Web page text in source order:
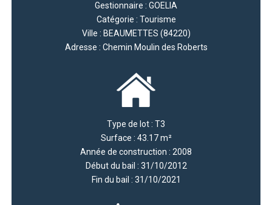
Gestionnaire : GOELIA
Catégorie : Tourisme
Ville : BEAUMETTES (84220)
Adresse : Chemin Moulin des Roberts
Type de lot : T3
Surface : 43.17 m²
Année de construction : 2008
Début du bail : 31/10/2012
Fin du bail : 31/10/2021